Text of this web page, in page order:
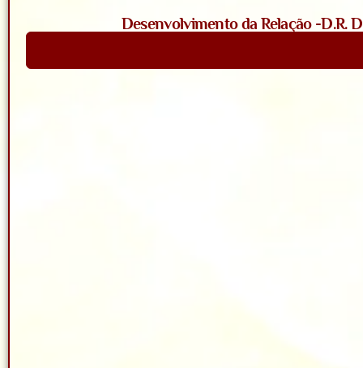
Desenvolvimento da Relação -D.R.